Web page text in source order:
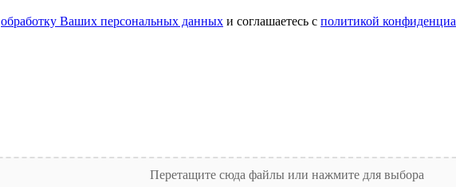
обработку Ваших персональных данных и соглашаетесь с политикой
Перетащите сюда файлы или нажмите для выбора